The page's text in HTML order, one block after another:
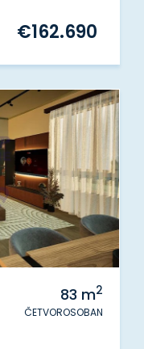
€162.690
83 m2
ČETVOROSOBAN